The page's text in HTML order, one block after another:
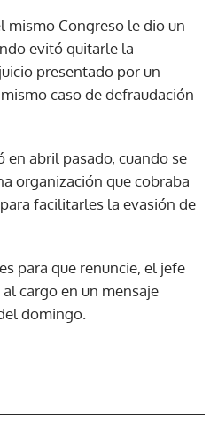
mismo Congreso le dio un
evitó quitarle la
presentado por un
caso de defraudación
en abril pasado, cuando se
organización que cobraba
facilitarles la evasión de
para que renuncie, el jefe
cargo en un mensaje
domingo.